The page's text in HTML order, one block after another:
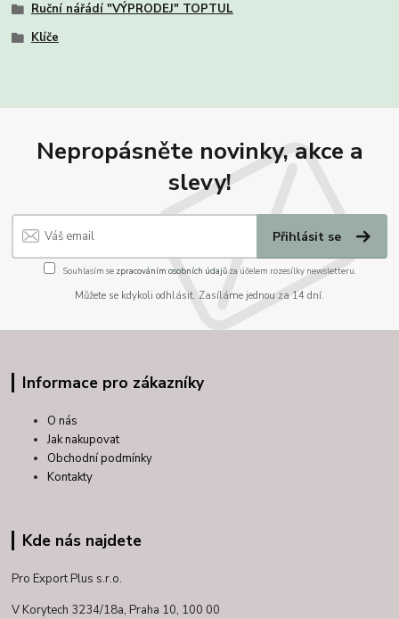
Ruční nářádí "VÝPRODEJ" TOPTUL
Klíče
Nepropásněte novinky, akce a
slevy!
Přihlásit se
Souhlasím se zpracováním osobních údajůza účelem rozesílky newsletteru.
Můžete se kdykoli odhlásit. Zasíláme jednou za 14 dní.
Informace pro zákazníky
O nás
Jak nakupovat
Obchodní podmínky
Kontakty
Kde nás najdete
Pro Export Plus s.r.o.
V Korytech 3234/18a, Praha 10, 100 00